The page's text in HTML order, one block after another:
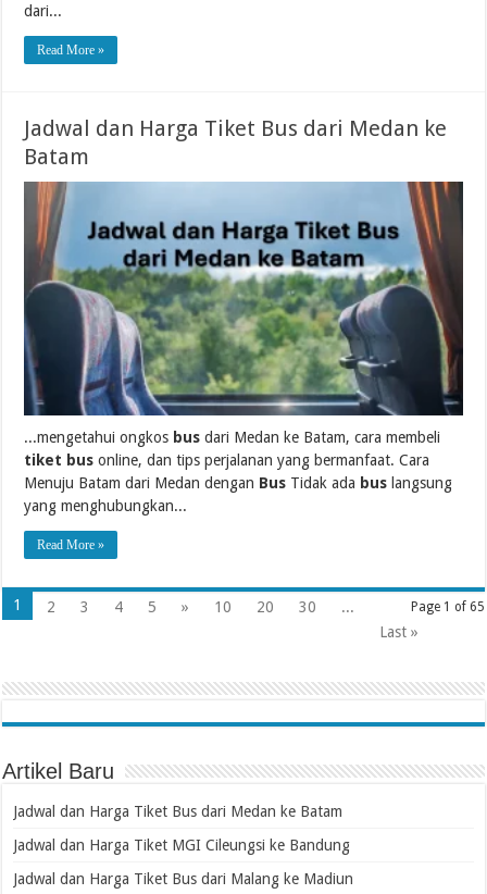
dari...
Read More »
Jadwal dan Harga Tiket Bus dari Medan ke
Batam
...mengetahui ongkos bus dari Medan ke Batam, cara membeli
tiket bus online, dan tips perjalanan yang bermanfaat. Cara
Menuju Batam dari Medan dengan Bus Tidak ada bus langsung
yang menghubungkan...
Read More »
Page 1 of 65
1 2 3 4 5 » 10 20 30
...
Last »
Artikel Baru
Jadwal dan Harga Tiket Bus dari Medan ke Batam
Jadwal dan Harga Tiket MGI Cileungsi ke Bandung
Jadwal dan Harga Tiket Bus dari Malang ke Madiun